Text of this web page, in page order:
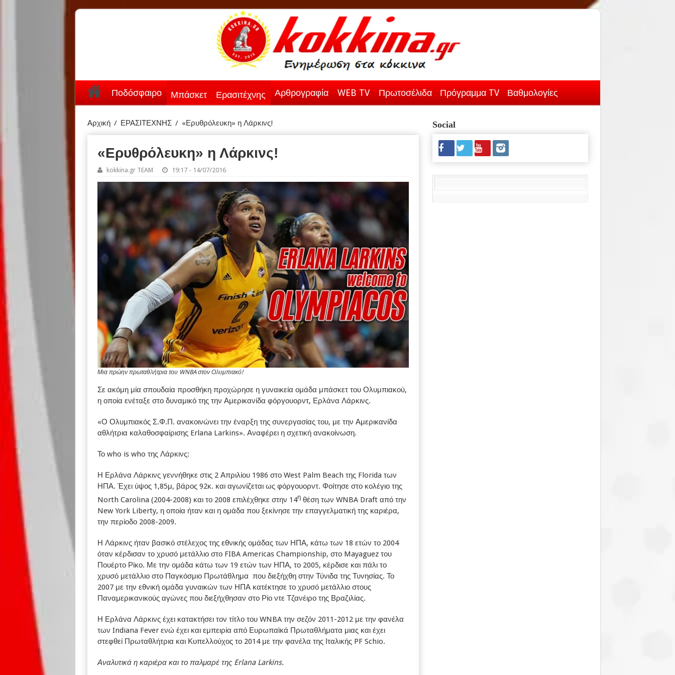
Ποδόσφαιρο Μπάσκετ Ερασιτέχνης Αρθρογραφία WEB TV Πρωτοσέλιδα Πρόγραμμα TV Βαθμολογίες
Αρχική / ΕΡΑΣΙΤΕΧΝΗΣ / «Ερυθρόλευκη» η Λάρκινς!
«Ερυθρόλευκη» η Λάρκινς!
kokkina.gr TEAM 19:17 - 14/07/2016
Μια πρώην πρωταθλήτρια του WNBA στον Ολυμπιακό!
Σε ακόμη μία σπουδαία προσθήκη προχώρησε η γυναικεία ομάδα μπάσκετ του Ολυμπιακού,
η οποία ενέταξε στο δυναμικό της την Αμερικανίδα φόργουορντ, Ερλάνα Λάρκινς.
«Ο Ολυμπιακός Σ.Φ.Π. ανακοινώνει την έναρξη της συνεργασίας του, με την Αμερικανίδα
αθλήτρια καλαθοσφαίρισης Erlana Larkins». Αναφέρει η σχετική ανακοίνωση.
Το who is who της Λάρκινς:
Η Ερλάνα Λάρκινς γεννήθηκε στις 2 Απριλίου 1986 στο West Palm Beach της Florida των
ΗΠΑ. Έχει ύψος 1,85μ, βάρος 92κ. και αγωνίζεται ως φόργουορντ. Φοίτησε στο κολέγιο της
North Carolina (2004-2008) και το 2008 επιλέχθηκε στην 14ηθέση των WNBA Draft από την
New York Liberty, η οποία ήταν και η ομάδα που ξεκίνησε την επαγγελματική της καριέρα,
την περίοδο 2008-2009.
Η Λάρκινς ήταν βασικό στέλεχος της εθνικής ομάδας των ΗΠΑ, κάτω των 18 ετών το 2004
όταν κέρδισαν το χρυσό μετάλλιο στο FIBA Americas Championship, στο Mayaguez του
Πουέρτο Ρίκο. Με την ομάδα κάτω των 19 ετών των ΗΠΑ, το 2005, κέρδισε και πάλι το
χρυσό μετάλλιο στο Παγκόσμιο Πρωτάθλημα που διεξήχθη στην Τύνιδα της Τυνησίας. Το
2007 με την εθνική ομάδα γυναικών των ΗΠΑ κατέκτησε το χρυσό μετάλλιο στους
Παναμερικανικούς αγώνες που διεξήχθησαν στο Ρίο ντε Τζανέιρο της Βραζιλίας.
Η Ερλάνα Λάρκινς έχει κατακτήσει τον τίτλο του WNBA την σεζόν 2011-2012 με την φανέλα
των Indiana Fever ενώ έχει και εμπειρία από Ευρωπαϊκά Πρωταθλήματα μιας και έχει
στεφθεί Πρωταθλήτρια και Κυπελλούχος το 2014 με την φανέλα της Ιταλικής PF Schio.
Αναλυτικά η καριέρα και το παλμαρέ της Erlana Larkins.
Social